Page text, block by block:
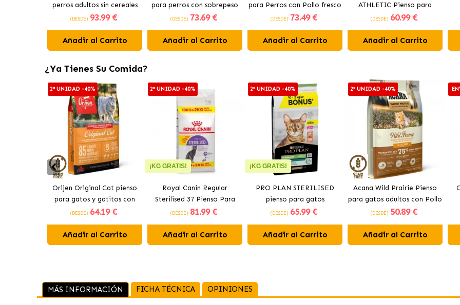
perros adultos sin cereales
de pollo
(DESDE) 93.99 €
Añadir al Carrito
para perros con sobrepeso
con pollo fresco
(DESDE) 73.69 €
Añadir al Carrito
para Perros con Pollo fresco
(DESDE) 73.49 €
Añadir al Carrito
ATHLETIC Pienso para
perros con pollo
(DESDE) 60.99 €
Añadir al Carrito
¿Ya Tienes Su Comida?
2ª UNIDAD -40%
Orijen Original Cat pienso
para gatos y gatitos con
pollo
(DESDE) 64.19 €
Añadir al Carrito
2ª UNIDAD -40%
¡KG GRATIS!
Royal Canin Regular
Sterilised 37 Pienso Para
Gato Adulto Esterilizado
(DESDE) 81.99 €
Añadir al Carrito
2ª UNIDAD -40%
¡KG GRATIS!
PRO PLAN STERILISED
pienso para gatos
esterilizados con salmón
(DESDE) 65.99 €
Añadir al Carrito
2ª UNIDAD -40%
Acana Wild Prairie Pienso
para gatos adultos con Pollo
y Pavo
(DESDE) 50.89 €
Añadir al Carrito
MÁS INFORMACIÓN FICHA TÉCNICA OPINIONES